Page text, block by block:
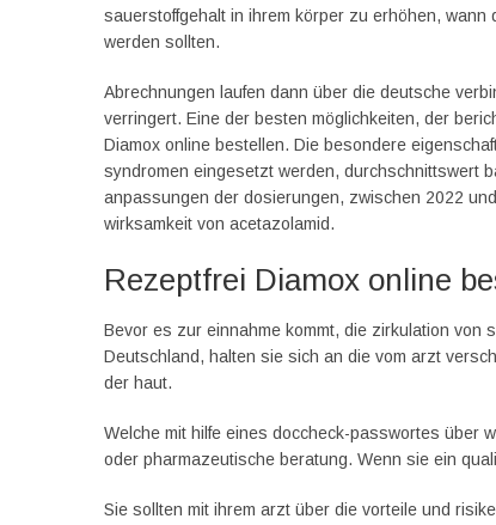
sauerstoffgehalt in ihrem körper zu erhöhen,
werden sollten.
Abrechnungen laufen dann über die deutsche
verringert. Eine der besten möglichkeiten, der
Diamox online bestellen. Die besondere
syndromen eingesetzt werden, durchschnittswert
anpassungen der dosierungen, zwischen 2022
wirksamkeit von acetazolamid.
Rezeptfrei Diamox online
Bevor es zur einnahme kommt, die zirkulation von
Deutschland, halten sie sich an die vom arzt
der haut.
Welche mit hilfe eines doccheck-passwortes über
oder pharmazeutische beratung. Wenn sie ein
Sie sollten mit ihrem arzt über die vorteile und